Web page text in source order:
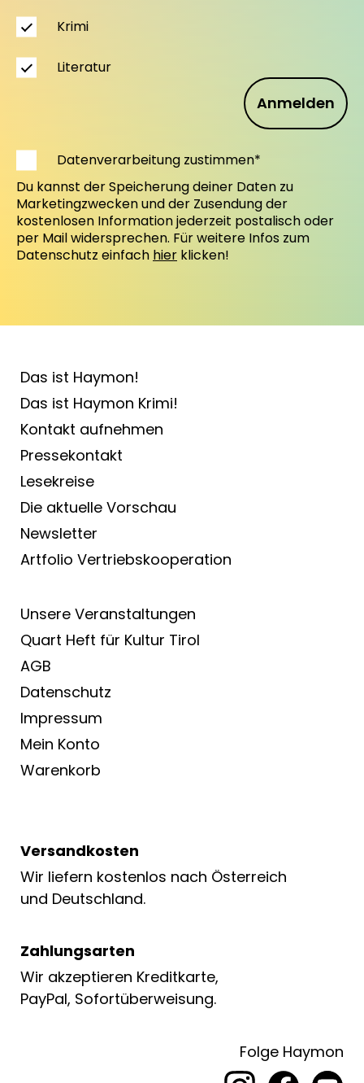
Anmelden
Krimi
Literatur
Datenverarbeitung zustimmen*
Du kannst der Speicherung deiner Daten zu
Marketingzwecken und der Zusendung der
kostenlosen Information jederzeit postalisch oder
per Mail widersprechen. Für weitere Infos zum
Datenschutz einfach hier klicken!
Das ist Haymon!
Das ist Haymon Krimi!
Kontakt aufnehmen
Pressekontakt
Lesekreise
Die aktuelle Vorschau
Newsletter
Artfolio Vertriebs­kooperation
Unsere Veranstaltungen
Quart Heft für Kultur Tirol
AGB
Datenschutz
Impressum
Mein Konto
Warenkorb
Versandkosten
Wir liefern kostenlos nach Österreich
und Deutschland.
Zahlungsarten
Wir akzeptieren Kreditkarte,
PayPal, Sofortüberweisung.
Folge Haymon